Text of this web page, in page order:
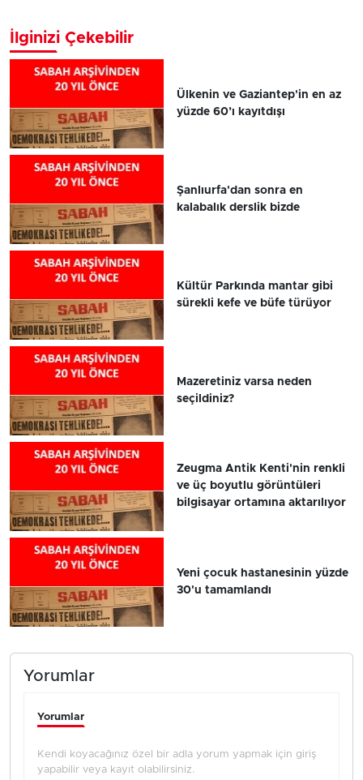
İlginizi Çekebilir
Ülkenin ve Gaziantep'in en az
yüzde 60’ı kayıtdışı
Şanlıurfa'dan sonra en
kalabalık derslik bizde
Kültür Parkında mantar gibi
sürekli kefe ve büfe türüyor
Mazeretiniz varsa neden
seçildiniz?
Zeugma Antik Kenti'nin renkli
ve üç boyutlu görüntüleri
bilgisayar ortamına aktarılıyor
Yeni çocuk hastanesinin yüzde
30'u tamamlandı
Yorumlar
Yorumlar
Kendi koyacağınız özel bir adla yorum yapmak için giriş
yapabilir veya kayıt olabilirsiniz.